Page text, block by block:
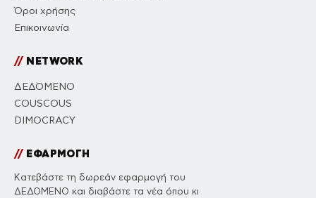
Όροι χρήσης
Επικοινωνία
//NETWORK
ΔΕΔΟΜΕΝΟ
COUSCOUS
DIMOCRACY
//ΕΦΑΡΜΟΓΗ
Κατεβάστε τη δωρεάν εφαρμογή του
ΔΕΔΟΜΕΝΟ και διαβάστε τα νέα όπου κι